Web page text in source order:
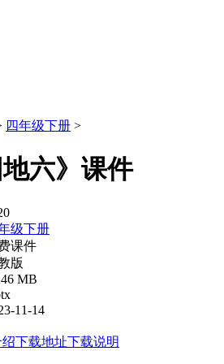
四年级下册 >
地六》课件
级下册
课件
版
MB
11-14
下载地址下载说明